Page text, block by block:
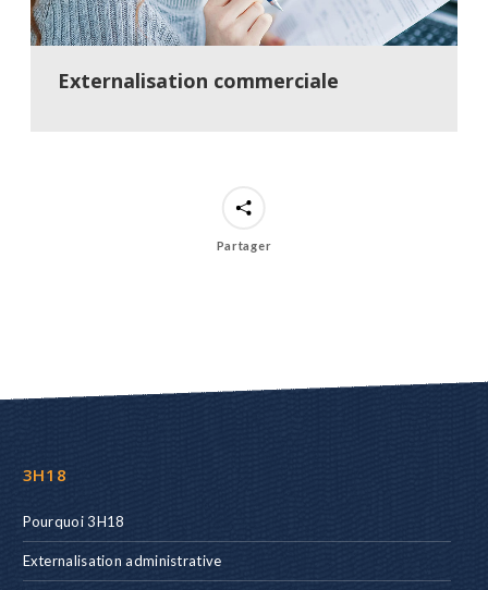
Externalisation commerciale
Partager
3H18
Pourquoi 3H18
Externalisation administrative